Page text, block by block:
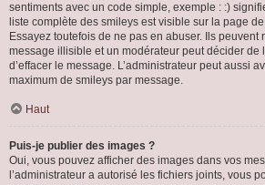
sentiments avec un code simple, exemple : :)
liste complète des smileys est visible sur la page
Essayez toutefois de ne pas en abuser. Ils peuvent
message illisible et un modérateur peut décider de
d’effacer le message. L’administrateur peut aussi
maximum de smileys par message.
Haut
Puis-je publier des images ?
Oui, vous pouvez afficher des images dans vos
l’administrateur a autorisé les fichiers joints, vous